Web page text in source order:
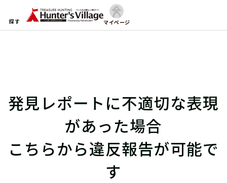
探す マイページ
発見レポートに不適切な表現
があった場合
こちらから違反報告が可能で
す